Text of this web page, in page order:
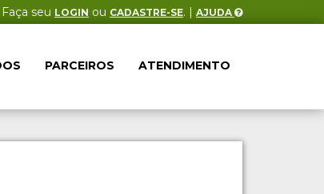
seu LOGIN ou CADASTRE-SE. | AJUDA
PARCEIROS ATENDIMENTO